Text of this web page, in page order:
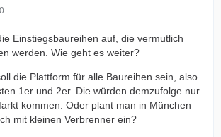
Einstiegsbaureihen auf, die vermutlich
werden. Wie geht es weiter?
die Plattform für alle Baureihen sein, also
1er und 2er. Die würden demzufolge nur
kommen. Oder plant man in München
mit kleinen Verbrenner ein?